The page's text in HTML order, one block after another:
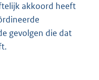
akkoord heeft
gevolgen die dat